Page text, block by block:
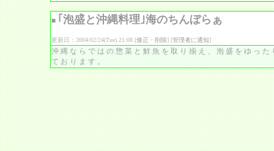
■ ｢泡盛と沖縄料理｣海のちんぼらぁ
更新日：2004/02/24(Tue) 21:08 [修正・削除] [管理者に通知]
沖縄ならではの惣菜と鮮魚を取り揃え、泡盛をゆっ
ております。